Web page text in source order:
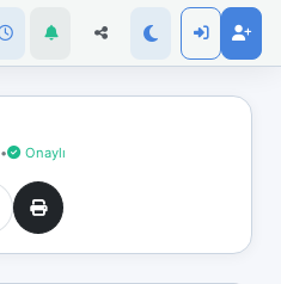
• Onaylı